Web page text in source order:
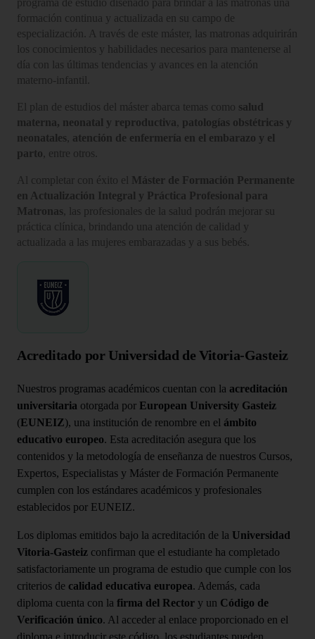
formación continua y actualizada en su campo de
especialización. A través de este máster, las matronas adquirirán
los conocimientos y habilidades necesarios para mantenerse al
día con las últimas tendencias y avances en la atención
materno-infantil.
El plan de estudios del máster abarca temas como salud
materna, neonatal y reproductiva patologías obstétricas y
neonatales atención de enfermería en el embarazo y el
parto , entre otros.
Al completar con éxito el
Máster de Formación Permanente
en Actualización Integral y Práctica Profesional para
Matronas , las profesionales de la salud podrán mejorar su
práctica clínica, brindando una atención de calidad y
actualizada a las mujeres embarazadas y a sus bebés.
Acreditado por Universidad de Vitoria-Gasteiz
Nuestros programas académicos cuentan con la acreditación
universitaria otorgada por European University Gasteiz
(EUNEIZ), una institución de renombre en el ámbito
educativo europeo. Esta acreditación asegura que los
contenidos y la metodología de enseñanza de nuestros Cursos,
Expertos, Especialistas y Máster de Formación Permanente
cumplen con los estándares académicos y profesionales
establecidos por EUNEIZ.
Los diplomas emitidos bajo la acreditación de la Universidad
Vitoria-Gasteiz confirman que el estudiante ha completado
satisfactoriamente un programa de estudio que cumple con los
criterios de calidad educativa europea. Además, cada
diploma cuenta con la firma del Rector y un Código de
Verificación único. Al acceder al enlace proporcionado en el
diploma e introducir este código, los estudiantes pueden